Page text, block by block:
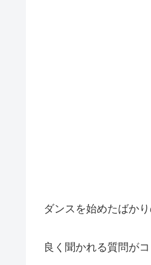
ダンスを始めたばか
良く聞かれる質問がコ